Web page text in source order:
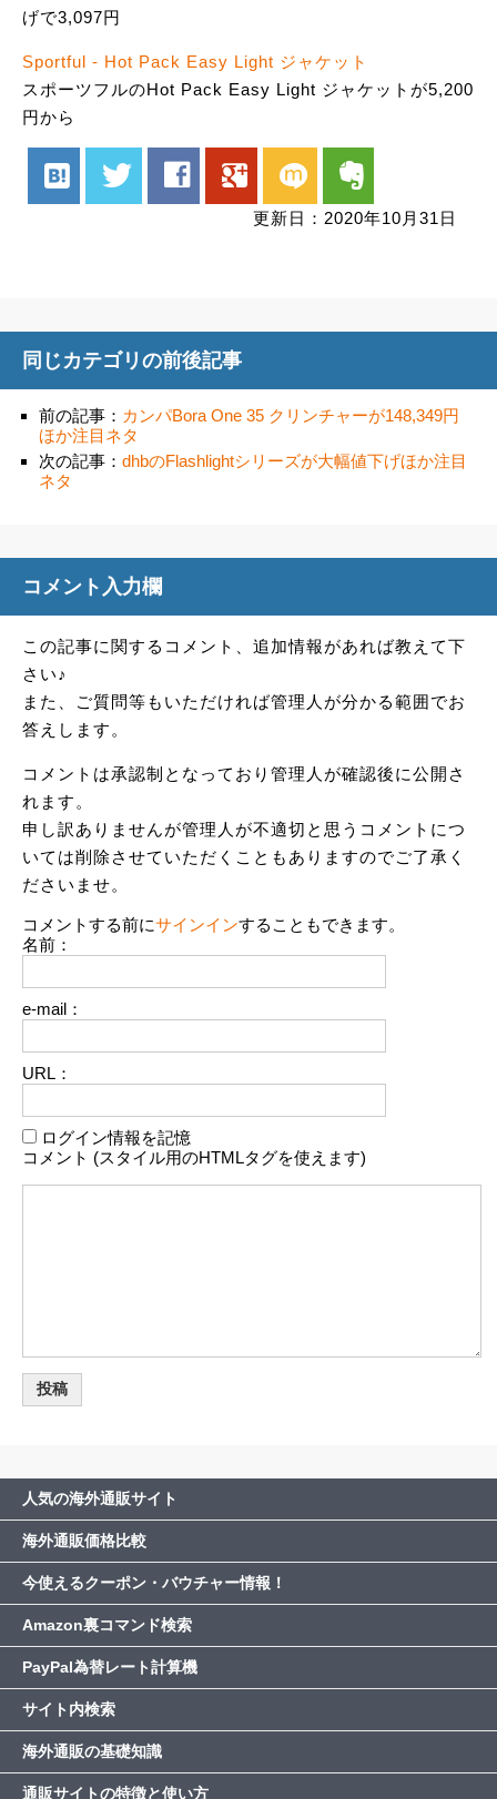
げで3,097円
Sportful - Hot Pack Easy Light ジャケット
スポーツフルのHot Pack Easy Light ジャケットが5,200
円から
hatenabookmark twitter facebook google mixi evernote
更新日：2020年10月31日
同じカテゴリの前後記事
前の記事： カンパBora One 35 クリンチャーが148,349円
ほか注目ネタ
次の記事： dhbのFlashlightシリーズが大幅値下げほか注目
ネタ
コメント入力欄
この記事に関するコメント、追加情報があれば教えて下
さい♪
また、ご質問等もいただければ管理人が分かる範囲でお
答えします。
コメントは承認制となっており管理人が確認後に公開さ
れます。
申し訳ありませんが管理人が不適切と思うコメントにつ
いては削除させていただくこともありますのでご了承く
ださいませ。
コメントする前にサインインすることもできます。
名前：
e-mail：
URL：
ログイン情報を記憶
コメント (スタイル用のHTMLタグを使えます)
人気の海外通販サイト
海外通販価格比較
今使えるクーポン・バウチャー情報！
Amazon裏コマンド検索
PayPal為替レート計算機
サイト内検索
海外通販の基礎知識
通販サイトの特徴と使い方